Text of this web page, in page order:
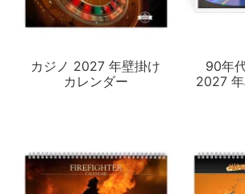
カジノ 2027 年壁掛け
カレンダー
90年
2027